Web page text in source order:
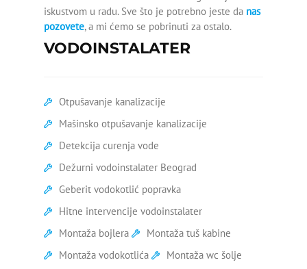
Silikoniranje kade
Skidanje silikona sa kade
Slab pritisak vode
Ugradnja kade
Ugradnja vodokotlića
Zamena ek ventila
iskustvom u radu. Sve što je potrebno jeste da nas
pozovete, a mi ćemo se pobrinuti za ostalo.
VODOINSTALATER
Otpušavanje kanalizacije
Mašinsko otpušavanje kanalizacije
Detekcija curenja vode
Dežurni vodoinstalater Beograd
Geberit vodokotlić popravka
Hitne intervencije vodoinstalater
Montaža bojlera
Montaža tuš kabine
Montaža vodokotlića
Montaža wc šolje